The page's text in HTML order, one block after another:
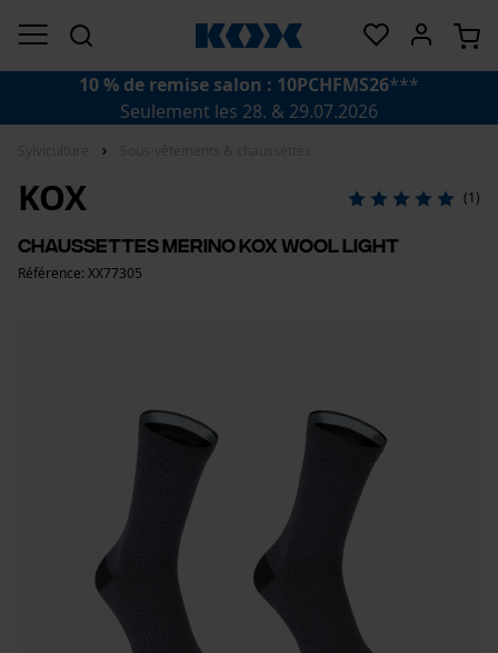
10 % de remise salon : 10PCHFMS26***
Seulement les 28. & 29.07.2026
KOX (1)
Chaussettes merino KOX Wool Light
Référence: XX77305